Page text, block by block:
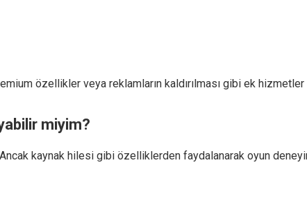
özellikler veya reklamların kaldırılması gibi ek
miyim?
kaynak hilesi gibi özelliklerden faydalanarak oyun